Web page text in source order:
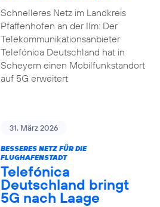
Schnelleres Netz im Landkreis
Pfaffenhofen an der Ilm: Der
Telekommunikationsanbieter
Telefónica Deutschland hat in
Scheyern einen Mobilfunkstandort
auf 5G erweitert
31. März 2026
BESSERES NETZ FÜR DIE
FLUGHAFENSTADT
Telefónica
Deutschland bringt
5G nach Laage